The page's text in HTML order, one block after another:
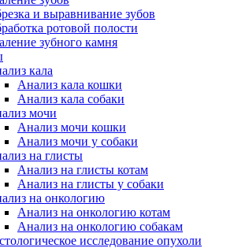
и выравнивание зубов
ротовой полости
зубного камня
кала
Анализ кала кошки
Анализ кала собаки
мочи
Анализ мочи кошки
Анализ мочи у собаки
на глисты
Анализ на глисты котам
Анализ на глисты у собаки
на онкологию
Анализ на онкологию котам
Анализ на онкологию собакам
исследование опухоли